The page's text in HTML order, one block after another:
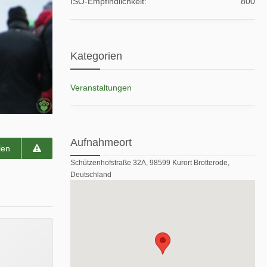
Kategorien
Veranstaltungen
Aufnahmeort
Schützenhofstraße 32A, 98599 Kurort Brotterode,
Deutschland